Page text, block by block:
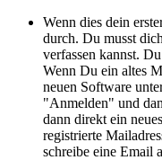
Wenn dies dein
durch. Du musst dich
verfassen kannst.
Wenn Du ein altes
neuen Software
"Anmelden" und
dann direkt ein
registrierte
schreibe eine Email